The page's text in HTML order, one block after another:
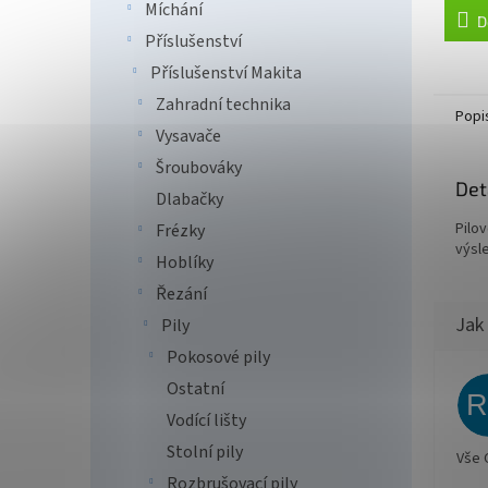
Míchání
Příslušenství
Příslušenství Makita
Zahradní technika
Vysavače
Šroubováky
Dlabačky
Frézky
Hoblíky
Řezání
Pily
Pokosové pily
Ostatní
Vodící lišty
Stolní pily
Vše